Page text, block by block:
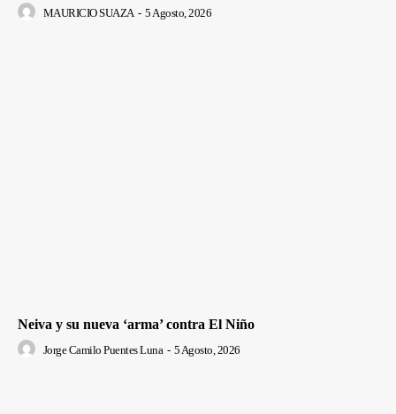
MAURICIO SUAZA - 5 Agosto, 2026
Neiva y su nueva ‘arma’ contra El Niño
Jorge Camilo Puentes Luna - 5 Agosto, 2026